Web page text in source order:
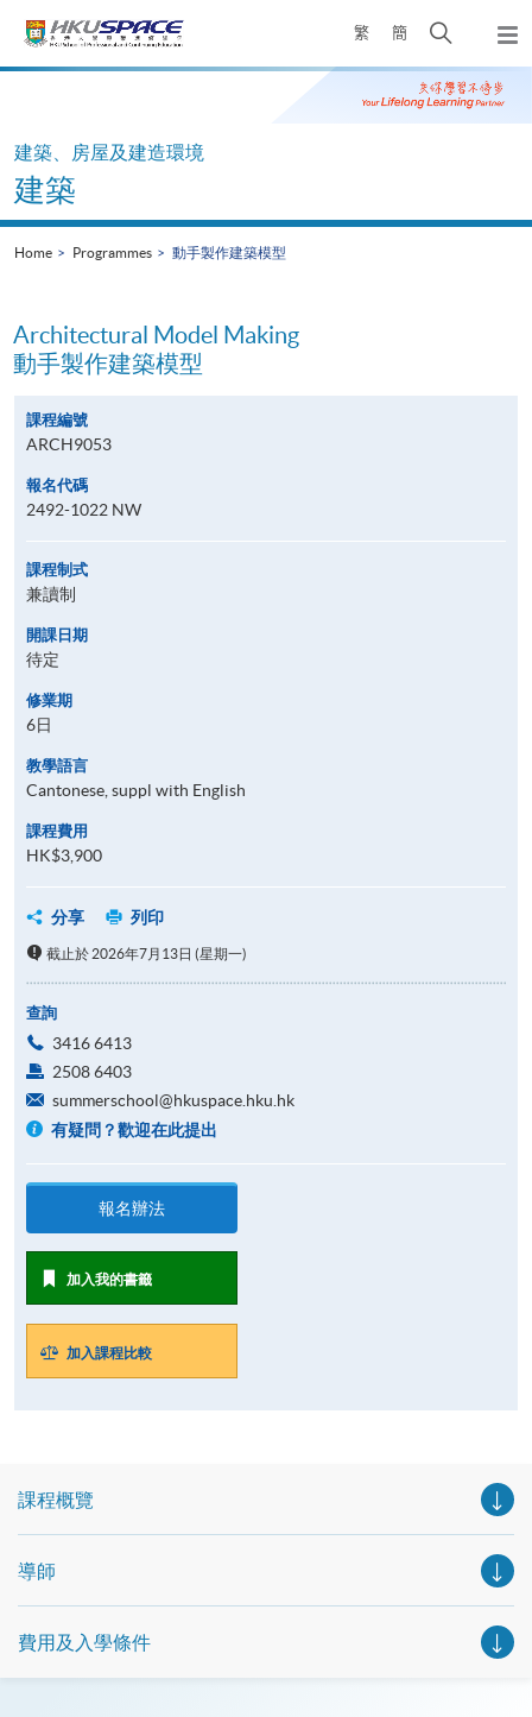
繁 簡
Open
search
panel
Main
建築、房屋及建造環境
建築
Home Programmes 動手製作建築模型
Architectural Model Making
動手製作建築模型
課程編號
ARCH9053
報名代碼
2492-1022 NW
課程制式
兼讀制
開課日期
待定
修業期
6日
教學語言
Cantonese, suppl with English
課程費用
HK$3,900
分享 列印
截止於 2026年7月13日 (星期一)
查詢
3416 6413
2508 6403
summerschool@hkuspace.hku.hk
有疑問？歡迎在此提出
報名辦法
加入我的書籤
加入課程比較
課程概覽
導師
費用及入學條件